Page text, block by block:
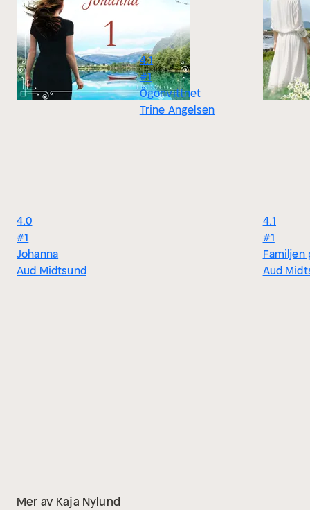
4.0
#1
Johanna
Aud Midtsund
4.1
#1
Ögonvittnet
Trine Angelsen
4.1
#1
Familjen
Aud
Mer av Kaja Nylund